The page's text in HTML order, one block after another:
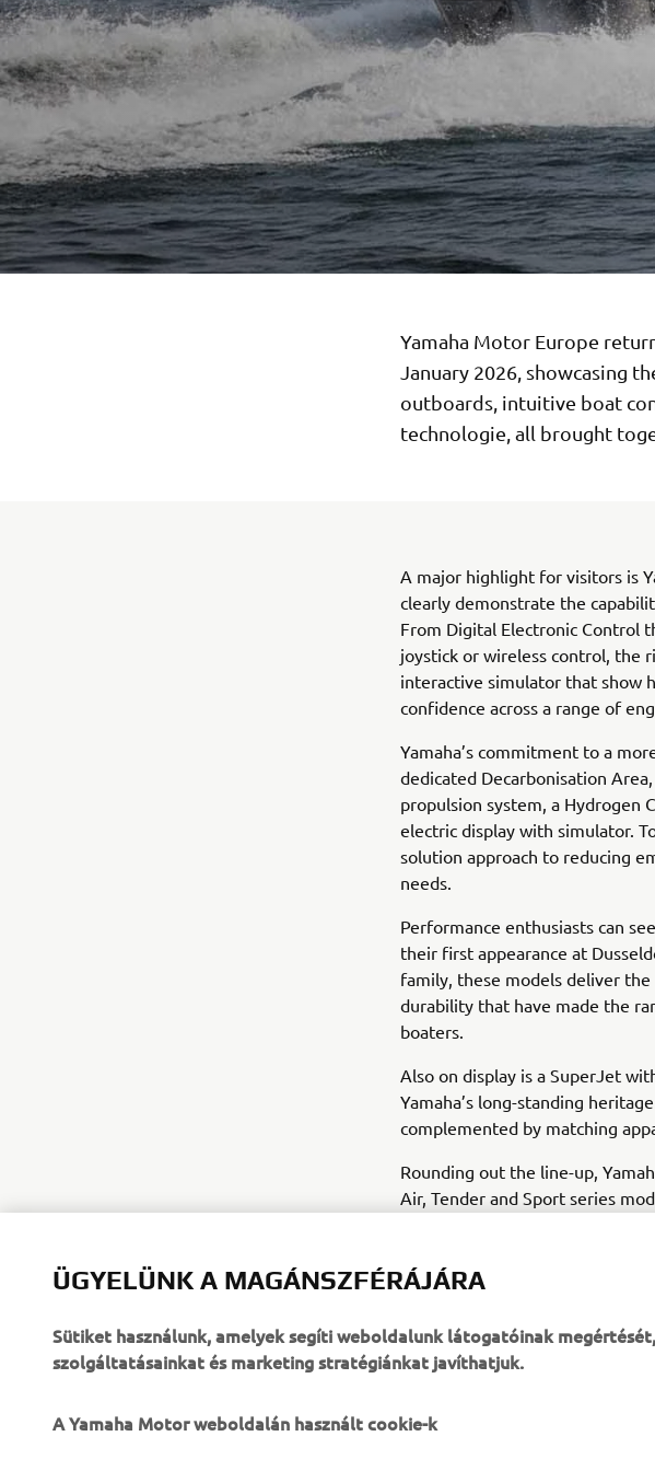
Yamaha Motor Europe
January 2026, showcasing
outboards, intuitive boat
technologie, all brought
A major highlight for visitors is
clearly demonstrate the
From Digital Electronic Control
joystick or wireless control, the
interactive simulator that show
confidence across a range of
Yamaha’s commitment to a
dedicated Decarbonisation
propulsion system, a Hydrogen
electric display with simulator.
solution approach to reducing
needs.
Performance enthusiasts can
their first appearance at
family, these models deliver
durability that have made the
boaters.
Also on display is a SuperJet
Yamaha’s long-standing
complemented by matching
Rounding out the line-up,
Air, Tender and Sport series
Visitors can find Yamaha Motor
ÜGYELÜNK A MAGÁNSZFÉRÁJÁRA
Sütiket használunk, amelyek segíti weboldalunk látogatóinak
szolgáltatásainkat és marketing stratégiánkat javíthatjuk.
A Yamaha Motor weboldalán használt cookie-k